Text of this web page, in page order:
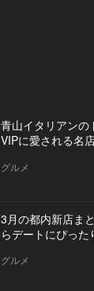
青山イタリアンの
VIPに愛される名
グルメ
3月の都内新店ま
らデートにぴった
グルメ